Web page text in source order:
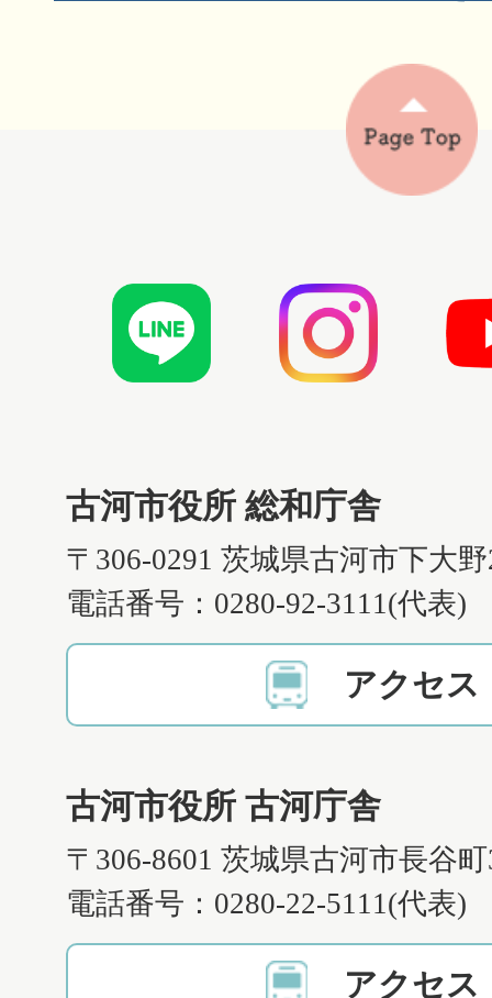
古河市役所 総和庁舎
〒306-0291 茨城県古河市下大
電話番号：0280-92-3111(代表)
アクセス
古河市役所 古河庁舎
〒306-8601 茨城県古河市長谷
電話番号：0280-22-5111(代表)
アクセス